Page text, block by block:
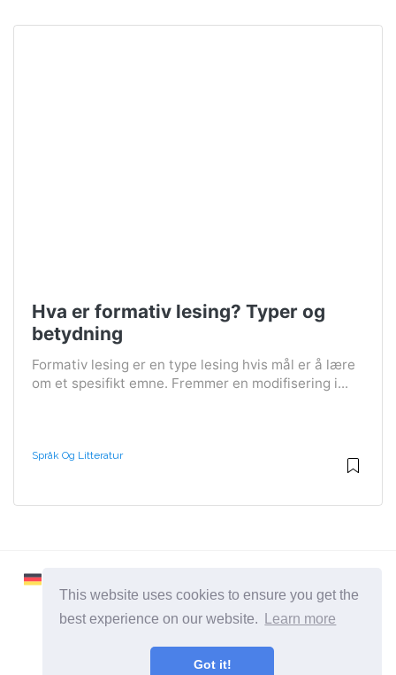
This website uses cookies to ensure you get the
best experience on our website.
Learn more
Got it!
Hva er formativ lesing? Typer og
betydning
Formativ lesing er en type lesing hvis mål er å lære
om et spesifikt emne. Fremmer en modifisering i...
Språk Og Litteratur
2026 ©Learnaboutworld
Alle Kategorier